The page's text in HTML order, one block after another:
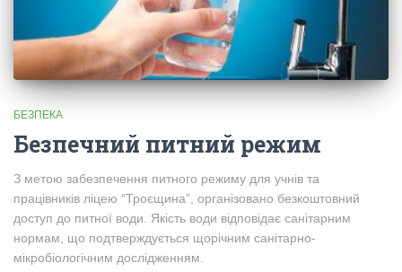
БЕЗПЕКА
Безпечний питний режим
З метою забезпечення питного режиму для учнів та
працівників ліцею “Троєщина”, організовано безкоштовний
доступ до питної води. Якість води відповідає санітарним
нормам, що подтверждується щорічним санітарно-
мікробіологічним дослідженням.